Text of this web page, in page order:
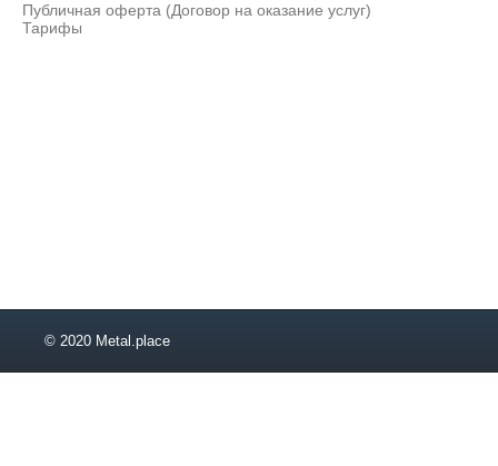
Публичная оферта (Договор на оказание услуг)
Тарифы
© 2020 Metal.place